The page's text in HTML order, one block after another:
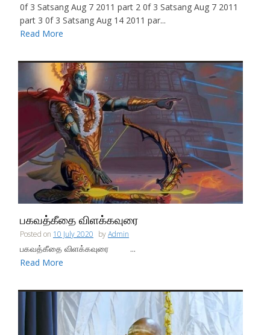
0f 3 Satsang Aug 7 2011 part 2 0f 3 Satsang Aug 7 2011
part 3 0f 3 Satsang Aug 14 2011 par...
Read More
பகவத்கீதை விளக்கவுரை
Posted on 10 July 2020 byAdmin
பகவத்கீதை விளக்கவுரை ...
Read More